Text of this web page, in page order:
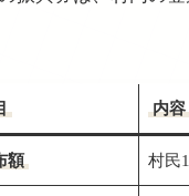
内容
額 村民